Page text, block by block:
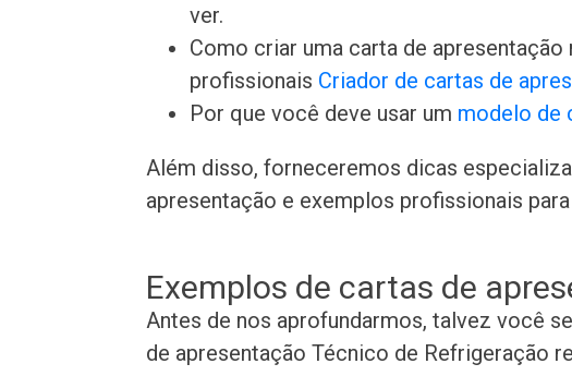
ver.
Como criar uma carta de
profissionais Criador de cartas de
Por que você deve usar um modelo de
Além disso, forneceremos dicas
apresentação e exemplos profissionais
Exemplos de cartas de
Antes de nos aprofundarmos, talvez você
de apresentação Técnico de Refrigeração